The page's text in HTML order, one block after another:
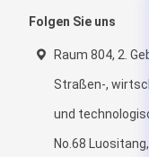
Folgen Sie uns
Raum 804, 2.
Straßen-,
und
No.68